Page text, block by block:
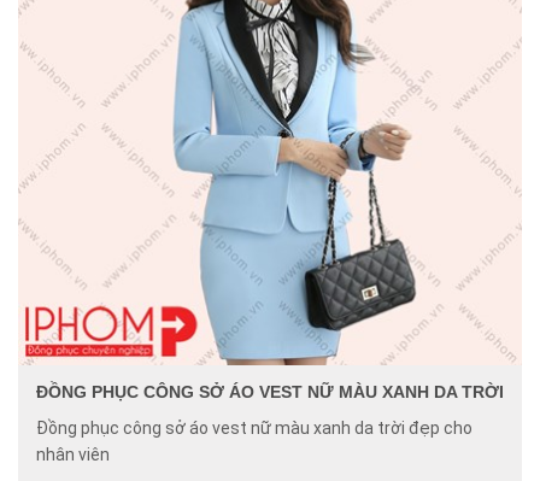
ĐỒNG PHỤC CÔNG SỞ ÁO VEST NỮ MÀU XANH DA TRỜI
Đồng phục công sở áo vest nữ màu xanh da trời đẹp cho
nhân viên